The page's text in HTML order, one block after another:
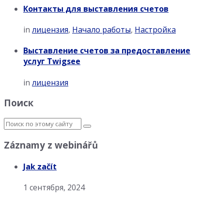
Контакты для выставления счетов
in лицензия, Начало работы, Настройка
Выставление счетов за предоставление
услуг Twigsee
in лицензия
Поиск
Záznamy z webinářů
Jak začít
1 сентября, 2024